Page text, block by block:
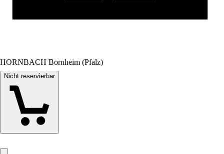
HORNBACH Bornheim (Pfalz)
Nicht reservierbar